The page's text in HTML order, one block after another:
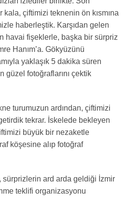
çiftimizi teknenin ön kısmına
haberleştik. Karşıdan gelen
havai fişeklerle, başka bir sürpriz
Hanım’a. Gökyüzünü
yaklaşık 5 dakika süren
güzel fotoğraflarını çektik
turumuzun ardından, çiftimizi
tekrar. İskelede bekleyen
büyük bir nezaketle
köşesine alıp fotoğraf
sürprizlerin ard arda geldiği İzmir
teklifi organizasyonu